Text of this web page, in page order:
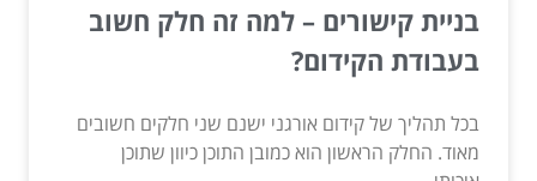
בניית קישורים – למה זה חלק חשוב
בעבודת הקידום?
בכל תהליך של קידום אורגני ישנם שני חלקים חשובים
מאוד. החלק הראשון הוא כמובן התוכן כיוון שתוכן